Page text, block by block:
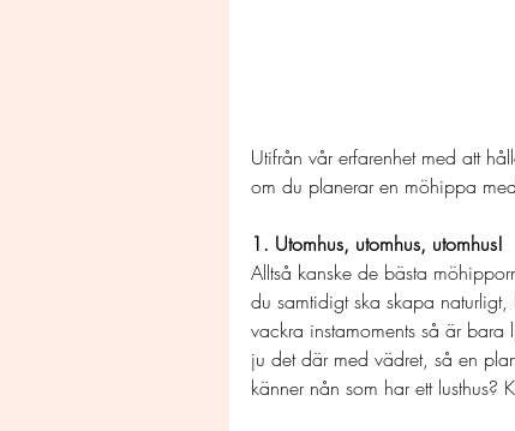
Utifrån vår erfarenhet med att
om du planerar en möhippa
1. Utomhus, utomhus, utomhus!
Alltså kanske de bästa
du samtidigt ska skapa
vackra instamoments så är
ju det där med vädret, så en
känner nån som har ett lusthus?